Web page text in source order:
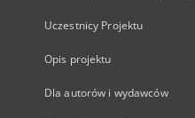
Uczestnicy Projektu
Opis projektu
Dla autorów i wydawców